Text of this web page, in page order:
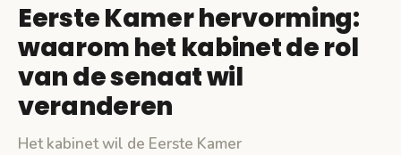
Eerste Kamer hervorming:
waarom het kabinet de rol
van de senaat wil
veranderen
Het kabinet wil de Eerste Kamer